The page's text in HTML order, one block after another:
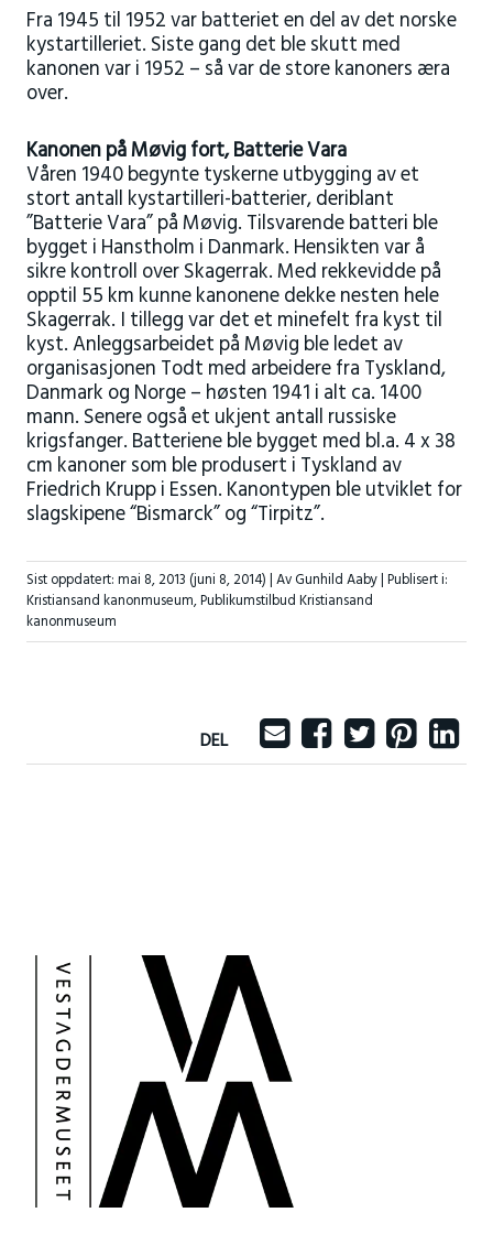
Fra 1945 til 1952 var batteriet en del av det norske
kystartilleriet. Siste gang det ble skutt med
kanonen var i 1952 – så var de store kanoners æra
over.
Kanonen på Møvig fort, Batterie Vara
Våren 1940 begynte tyskerne utbygging av et
stort antall kystartilleri-batterier, deriblant
”Batterie Vara” på Møvig. Tilsvarende batteri ble
bygget i Hanstholm i Danmark. Hensikten var å
sikre kontroll over Skagerrak. Med rekkevidde på
opptil 55 km kunne kanonene dekke nesten hele
Skagerrak. I tillegg var det et minefelt fra kyst til
kyst. Anleggsarbeidet på Møvig ble ledet av
organisasjonen Todt med arbeidere fra Tyskland,
Danmark og Norge – høsten 1941 i alt ca. 1400
mann. Senere også et ukjent antall russiske
krigsfanger. Batteriene ble bygget med bl.a. 4 x 38
cm kanoner som ble produsert i Tyskland av
Friedrich Krupp i Essen. Kanontypen ble utviklet for
slagskipene “Bismarck” og “Tirpitz”.
Sist oppdatert:mai 8, 2013 (juni 8, 2014)| Av Gunhild Aaby |Publisert i:
Kristiansand kanonmuseum,Publikumstilbud Kristiansand
kanonmuseum
DEL